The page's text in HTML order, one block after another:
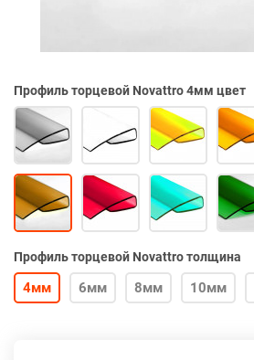
Профиль торцевой Novattro 4мм цвет
Профиль торцевой Novattro толщина
4мм 6мм 8мм 10мм